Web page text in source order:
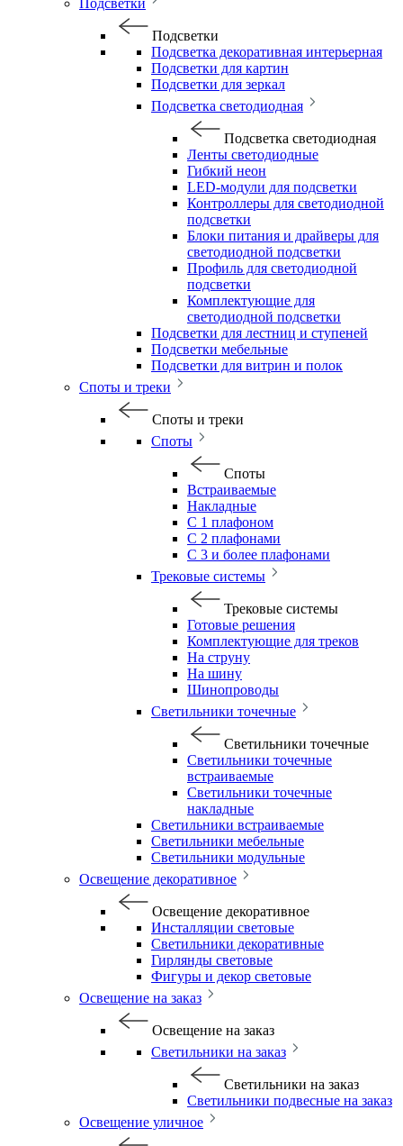
Подсветки
Подсветки
Подсветка декоративная интерьерная
Подсветки для картин
Подсветки для зеркал
Подсветка светодиодная
Подсветка светодиодная
Ленты светодиодные
Гибкий неон
LED-модули для подсветки
Контроллеры для светодиодной
подсветки
Блоки питания и драйверы для
светодиодной подсветки
Профиль для светодиодной
подсветки
Комплектующие для
светодиодной подсветки
Подсветки для лестниц и ступеней
Подсветки мебельные
Подсветки для витрин и полок
Споты и треки
Споты и треки
Споты
Споты
Встраиваемые
Накладные
С 1 плафоном
С 2 плафонами
С 3 и более плафонами
Трековые системы
Трековые системы
Готовые решения
Комплектующие для треков
На струну
На шину
Шинопроводы
Светильники точечные
Светильники точечные
Светильники точечные
встраиваемые
Светильники точечные
накладные
Светильники встраиваемые
Светильники мебельные
Светильники модульные
Освещение декоративное
Освещение декоративное
Инсталляции световые
Светильники декоративные
Гирлянды световые
Фигуры и декор световые
Освещение на заказ
Освещение на заказ
Светильники на заказ
Светильники на заказ
Светильники подвесные на заказ
Освещение уличное